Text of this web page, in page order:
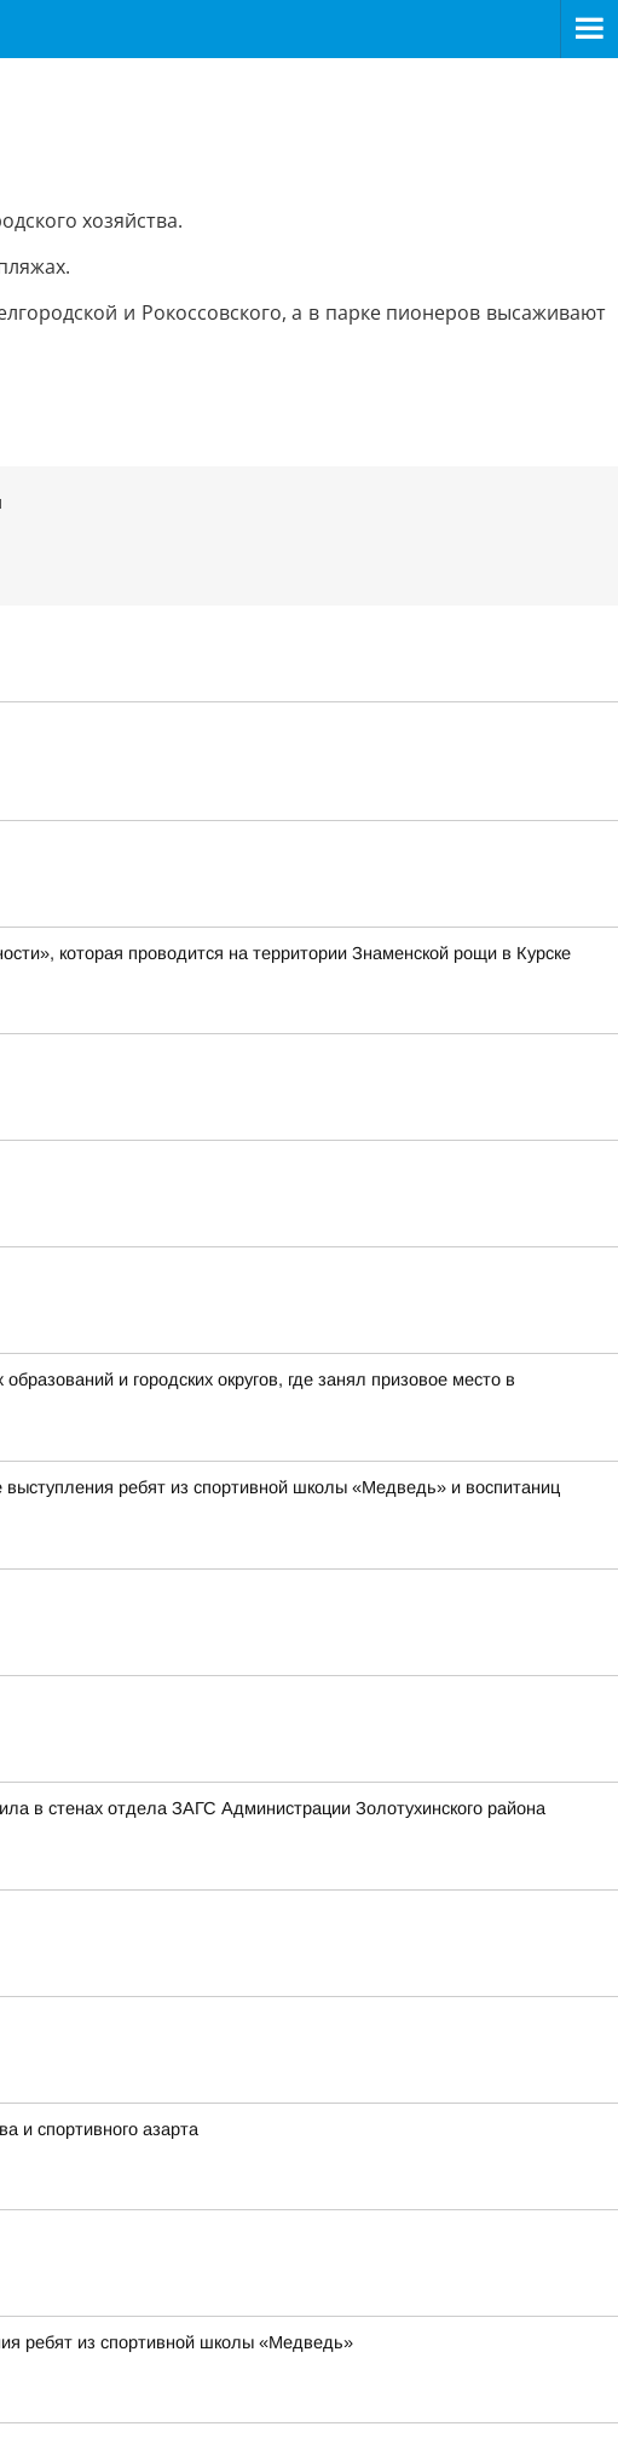
хозяйства.
и Рокоссовского, а в парке пионеров высаживают
которая проводится на территории Знаменской рощи в Курске
и городских округов, где занял призовое место в
ребят из спортивной школы «Медведь» и воспитаниц
в стенах отдела ЗАГС Администрации Золотухинского района
и спортивного азарта
ребят из спортивной школы «Медведь»